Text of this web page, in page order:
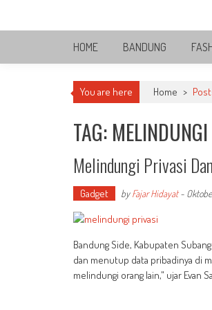
Bandung Side
Sisi Cantik Bandung
HOME BANDUNG
You are here Home >
TAG:
Melindungi Privasi
Gadget byFajar Hidayat-
Bandung Side, Kabupaten
dan menutup data pribadinya di
melindungi orang lain," ujar Evan